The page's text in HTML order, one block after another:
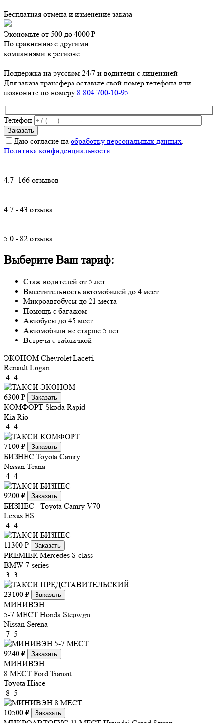
Бесплатная отмена и изменение заказа
Экономьте от 500 до 4000 ₽
По сравнению с другими
компаниями в регионе
Поддержка на русском 24/7 и водители с лицензией
Для заказа трансфера оставьте свой номер телефона или
позвоните по номеру 8 804 700-10-95
Телефон
Даю согласие на обработку персональных данных.
Политика конфиденциальности
4.7 -166 отзывов
4.7 - 43 отзыва
5.0 - 82 отзыва
Выберите Ваш тариф:
Стаж водителей от 5 лет
Вместительность автомобилей до 4 мест
Микроавтобусы до 21 места
Помощь с багажом
Автобусы до 45 мест
Автомобили не старше 5 лет
Встреча с табличкой
ЭКОНОМ Chevrolet Lacetti
Renault Logan
4 4
6300 ₽ Заказать
КОМФОРТ Skoda Rapid
Kia Rio
4 4
7100 ₽ Заказать
БИЗНЕС Toyota Camry
Nissan Teana
4 4
9200 ₽ Заказать
БИЗНЕС+ Toyota Camry V70
Lexus ES
4 4
11300 ₽ Заказать
PREMIER Mercedes S-class
BMW 7-series
3 3
23100 ₽ Заказать
МИНИВЭН
5-7 МЕСТ Honda Stepwgn
Nissan Serena
7 5
9240 ₽ Заказать
МИНИВЭН
8 МЕСТ Ford Transit
Toyota Hiace
8 5
10500 ₽ Заказать